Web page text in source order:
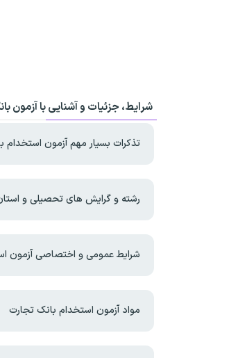
شرایط، جزئیات و آشنایی با آزمون
تذکرات بسیار مهم آزمون استخدام
رشته و گرایش های تحصیلی و
شرایط عمومی و اختصاصی آزمون
مواد آزمون استخدام بانک تجارت